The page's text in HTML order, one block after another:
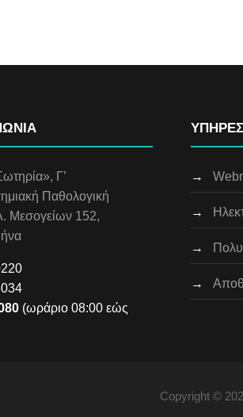
Γ’
Παθολογική
Μεσογείων 152,
(ωράριο 08:00 εώς
→
→
→
→
Copyright ©